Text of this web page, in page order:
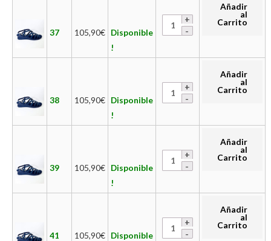
37 105,90€ Disponible
!
Añadir
al
Carrito
38 105,90€ Disponible
!
Añadir
al
Carrito
39 105,90€ Disponible
!
Añadir
al
Carrito
41 105,90€ Disponible
Añadir
al
Carrito